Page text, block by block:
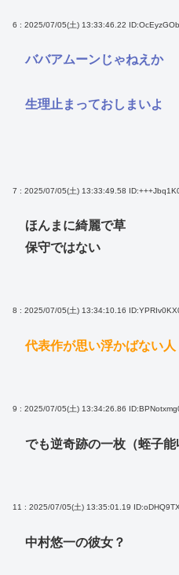
6 : 2025/07/05(土) 13:33:46.22
ババアムーンじゃねえか
生理止まっておしまいよ
7 : 2025/07/05(土) 13:33:49.58
ほんまに綺麗で草
保守ではない
8 : 2025/07/05(土) 13:34:10.16
代表作が思い浮かばない人
9 : 2025/07/05(土) 13:34:26.86
でも逆奇跡の一枚（蛭子能
11 : 2025/07/05(土) 13:35:01.19
中村悠一の彼女？